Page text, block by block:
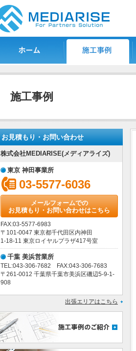
施工事例
お見積もり・お問い合わせ
株式会社MEDIARISE(メディアライズ)
東京 神田事業所
03-5577-6036
メールフォームでの
お見積もり・お問い合わせはこちら
FAX:03-5577-6983
〒101-0047 東京都千代田区内神田
1-18-11 東京ロイヤルプラザ417号室
千葉 美浜営業所
TEL:043-306-7682 FAX:043-306-7683
〒261-0012 千葉県千葉市美浜区磯辺5-9-1-
908
出張エリアはこちら